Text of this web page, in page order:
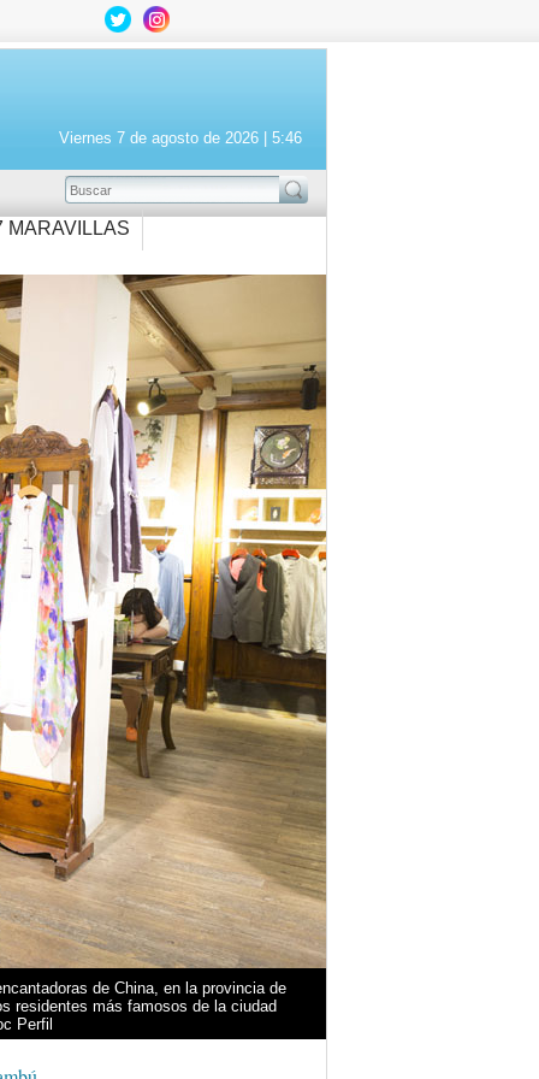
Viernes 7 de agosto de 2026 | 5:46
BUSCAR
MARAVILLAS
de China, en la provincia de
residentes más famosos de la ciudad
Perfil